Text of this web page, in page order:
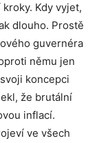
Kdy vyjet,
dlouho. Prostě
guvernéra
němu jen
koncepci
že brutální
inflací.
ve všech